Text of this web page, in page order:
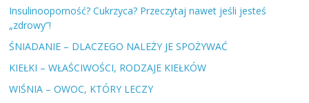
Insulinooporność? Cukrzyca? Przeczytaj nawet jeśli jesteś
„zdrowy”!
ŚNIADANIE – DLACZEGO NALEŻY JE SPOŻYWAĆ
KIEŁKI – WŁAŚCIWOŚCI, RODZAJE KIEŁKÓW
WIŚNIA – OWOC, KTÓRY LECZY